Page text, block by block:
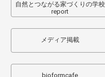
自然とつながる家づくりの学校
report
メディア掲載
bioformcafe